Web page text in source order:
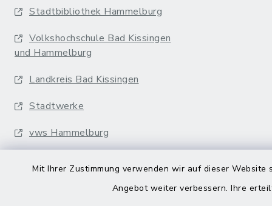
Mit Ihrer Zustimmung verwenden wir auf dieser
Angebot weiter verbessern. Ihre
Stadtbibliothek Hammelburg
Volkshochschule Bad Kissingen
und Hammelburg
Landkreis Bad Kissingen
Stadtwerke
vws Hammelburg